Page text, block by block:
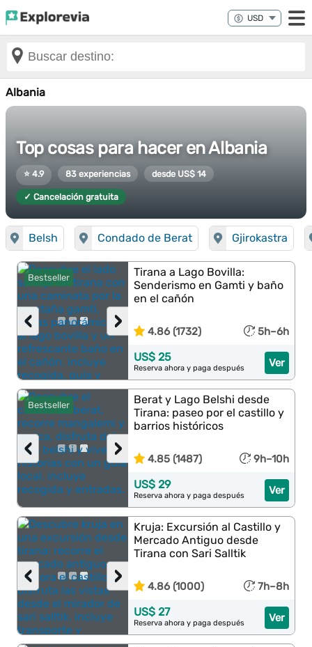
Albania
Top cosas para hacer en Albania
⭐ 4.9 83 experiencias desde US$ 14
✓ Cancelación gratuita
Belsh Condado de Berat Gjirokastra
Bestseller
›
‹
Tirana a Lago Bovilla:
Senderismo en Gamti y baño
en el cañón
4.86 (1732) 5h–6h
Ver
US$ 25
Reserva ahora y paga después
Bestseller
›
‹
Berat y Lago Belshi desde
Tirana: paseo por el castillo y
barrios históricos
4.85 (1487) 9h–10h
Ver
US$ 29
Reserva ahora y paga después
›
‹
Kruja: Excursión al Castillo y
Mercado Antiguo desde
Tirana con Sari Salltik
4.86 (1000) 7h–8h
Ver
US$ 27
Reserva ahora y paga después